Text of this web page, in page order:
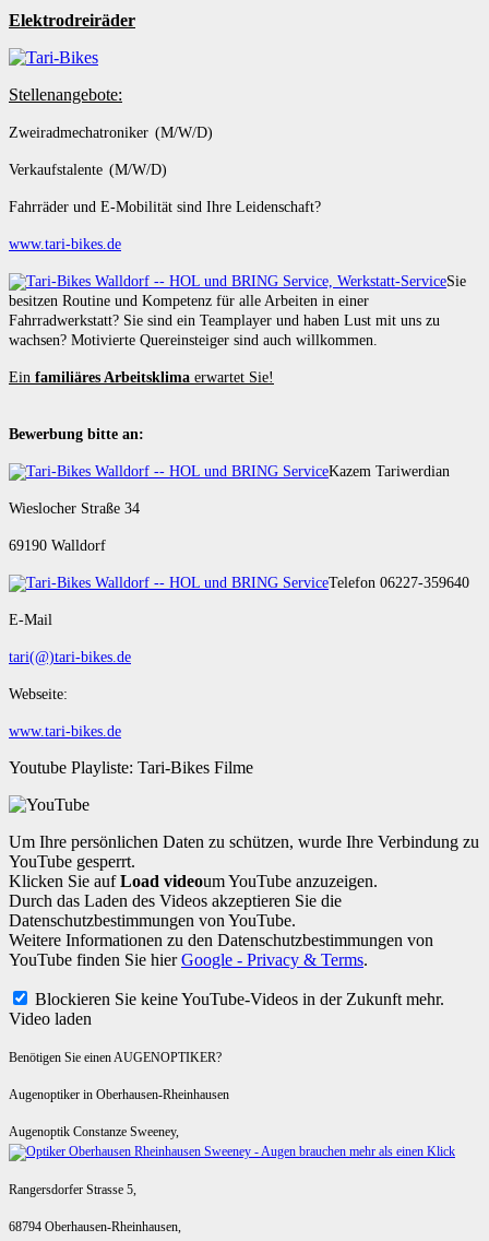
Elektrodreiräder
Stellenangebote:
Zweiradmechatroniker (M/W/D)
Verkaufstalente (M/W/D)
Fahrräder und E-Mobilität sind Ihre Leidenschaft?
www.tari-bikes.de
Sie
besitzen Routine und Kompetenz für alle Arbeiten in einer
Fahrradwerkstatt? Sie sind ein Teamplayer und haben Lust mit uns zu
wachsen? Motivierte Quereinsteiger sind auch willkommen.
Ein familiäres Arbeitsklima erwartet Sie!
Bewerbung bitte an:
Kazem Tariwerdian
Wieslocher Straße 34
69190 Walldorf
Telefon 06227-359640
E-Mail
tari(@)tari-bikes.de
Webseite:
www.tari-bikes.de
Youtube Playliste: Tari-Bikes Filme
Um Ihre persönlichen Daten zu schützen, wurde Ihre Verbindung zu
YouTube gesperrt.
Klicken Sie aufLoad videoum YouTube anzuzeigen.
Durch das Laden des Videos akzeptieren Sie die
Datenschutzbestimmungen von YouTube.
Weitere Informationen zu den Datenschutzbestimmungen von
YouTube finden Sie hierGoogle - Privacy & Terms.
Blockieren Sie keine YouTube-Videos in der Zukunft mehr.
Video laden
Benötigen Sie einen AUGENOPTIKER?
Augenoptiker in Oberhausen-Rheinhausen
Augenoptik Constanze Sweeney,
Rangersdorfer Strasse 5,
68794 Oberhausen-Rheinhausen,